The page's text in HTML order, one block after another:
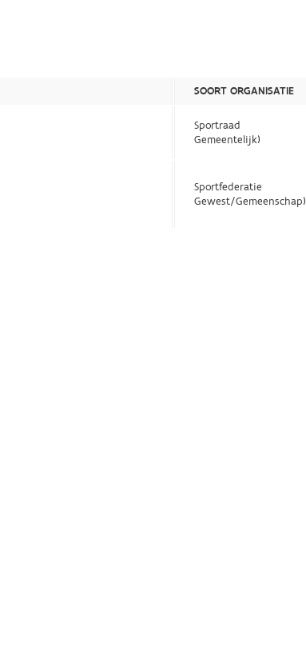
SOORT ORGANISATIE
Sportraad
Gemeentelijk)
Sportfederatie
Gewest/Gemeenschap)